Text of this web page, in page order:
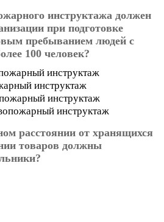
инструктажа должен
при подготовке
пребыванием людей с
100 человек?
инструктаж
инструктаж
инструктаж
инструктаж
расстоянии от хранящихся
товаров должны